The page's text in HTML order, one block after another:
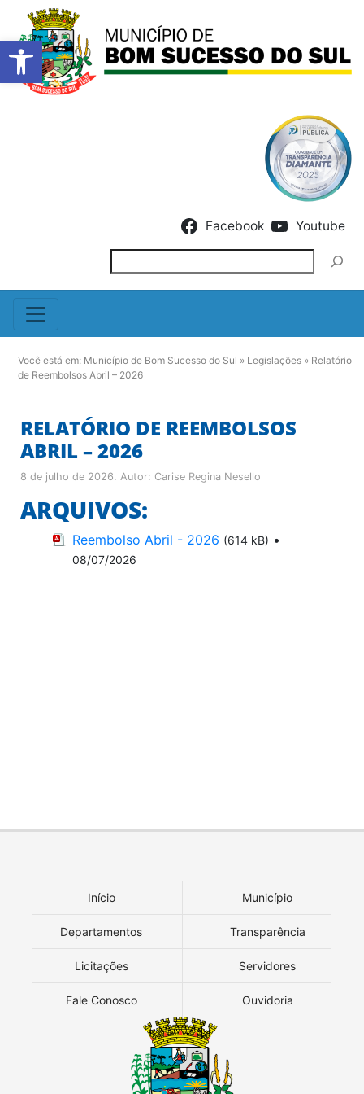
Barra de Ferramentas
Facebook Youtube
Você está em: Município de Bom Sucesso do Sul » Legislações » Relatório
de Reembolsos Abril – 2026
RELATÓRIO DE REEMBOLSOS
ABRIL – 2026
8 de julho de 2026. Autor: Carise Regina Nesello
ARQUIVOS:
Reembolso Abril - 2026 (614 kB) •
08/07/2026
Início Município
Departamentos Transparência
Licitações Servidores
Fale Conosco Ouvidoria